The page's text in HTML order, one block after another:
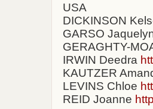
USA
DICKINSON
GARSO
GERAGHTY-
IRWIN Deedra
KAUTZER
LEVINS Chloe
REID Joanne